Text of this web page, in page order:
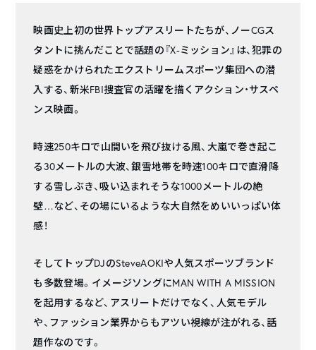
映画史上初の世界トップアスリートたちが、ノーCGス
タントに挑んだことで話題の『X-ミッション』は、犯罪の
疑惑をかけられたエクストリームスポーツ集団への潜
入する、新米FBI捜査官の活躍を描くアクション・サスペ
ンス映画。
時速250キロで山間いを飛び抜ける風、大嵐で巻き起こ
る30メートルの大波、銀雪地帯を時速100キロで直滑降
する雪しぶき、吸い込まれそうな1000メートルの絶
壁…など、その場にいるような大自然をめいいっぱい体
感！
そしてトップDJのSteveAOKIや人気スポーツブランド
も多数登場。イメージソングにMAN WITH A MISSION
を起用するなど、アスリートだけでなく、人気モデル
や、ファッション業界からもアツい視線が注がれる、話
題作なのです。